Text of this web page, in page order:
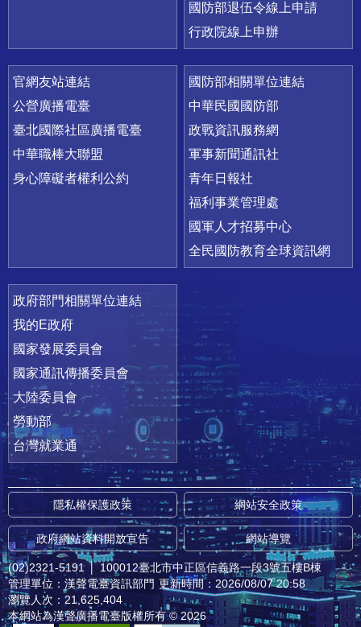
國防部退伍令線上申請
行政院線上申辦
官網友站連結
公營廣播電臺
臺北國際社區廣播電臺
中華職棒大聯盟
身心障礙者權利公約
國防部相關單位連結
中華民國國防部
政戰資訊服務網
軍事新聞通訊社
青年日報社
福利事業管理處
國軍人才招募中心
全民國防教育全球資訊網
政府部門相關單位連結
我的E政府
國家發展委員會
國家通訊傳播委員會
大陸委員會
勞動部
台灣就業通
隱私權保護政策 網站安全政策
政府網站資料開放宣告 網站導覽
(02)2321-5191 │ 100012臺北市中正區信義路一段3號五樓B棟
管理單位：漢聲電臺資訊部門 更新時間：2026/08/07 20:58
瀏覽人次：21,625,404
本網站為漢聲廣播電臺版權所有 © 2026